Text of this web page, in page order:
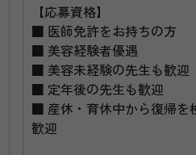
【応募資格】
■ 医師免許をお持ちの方
■ 美容経験者優遇
■ 美容未経験の先生も歓迎
■ 定年後の先生も歓迎
■ 産休・育休中から復帰を
歓迎